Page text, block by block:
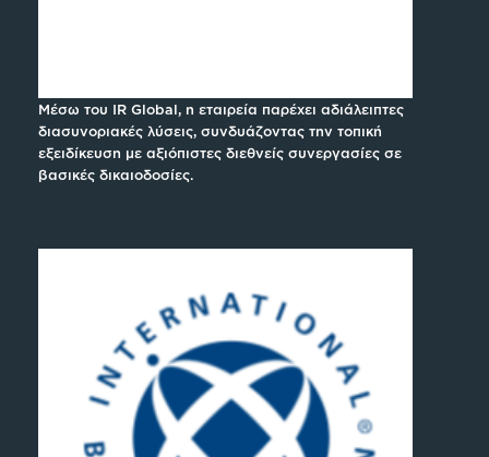
Μέσω του IR Global, η εταιρεία παρέχει αδιάλειπτες
διασυνοριακές λύσεις, συνδυάζοντας την τοπική
εξειδίκευση με αξιόπιστες διεθνείς συνεργασίες σε
βασικές δικαιοδοσίες.